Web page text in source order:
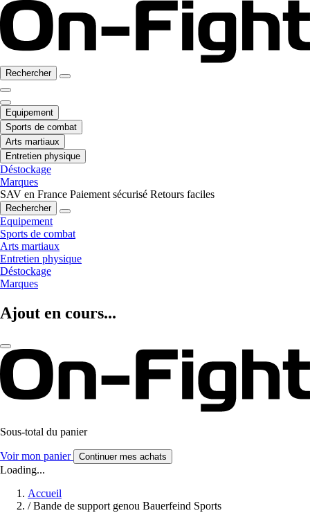
Rechercher
Equipement
Sports de combat
Arts martiaux
Entretien physique
Déstockage
Marques
SAV en France Paiement sécurisé Retours faciles
Rechercher
Equipement
Sports de combat
Arts martiaux
Entretien physique
Déstockage
Marques
Ajout en cours...
Sous-total du panier
Voir mon panier Continuer mes achats
Loading...
Accueil
/ Bande de support genou Bauerfeind Sports